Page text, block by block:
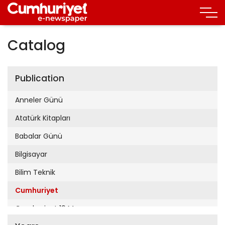
Catalog
Publication
Anneler Günü
Atatürk Kitapları
Babalar Günü
Bilgisayar
Bilim Teknik
Cumhuriyet
Cumhuriyet 19 Mayıs